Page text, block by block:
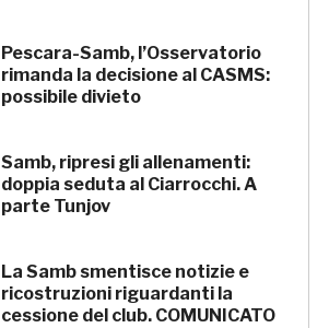
Pescara-Samb, l’Osservatorio
rimanda la decisione al CASMS:
possibile divieto
Samb, ripresi gli allenamenti:
doppia seduta al Ciarrocchi. A
parte Tunjov
La Samb smentisce notizie e
ricostruzioni riguardanti la
cessione del club. COMUNICATO